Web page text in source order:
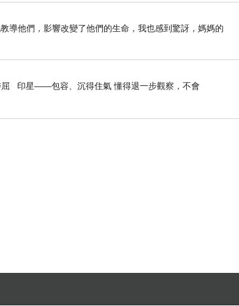
導他們，影響改變了他們的生命，我也感到驚訝，媽媽的
屈 印星——包容、沉得住氣 懂得退一步觀察，不會